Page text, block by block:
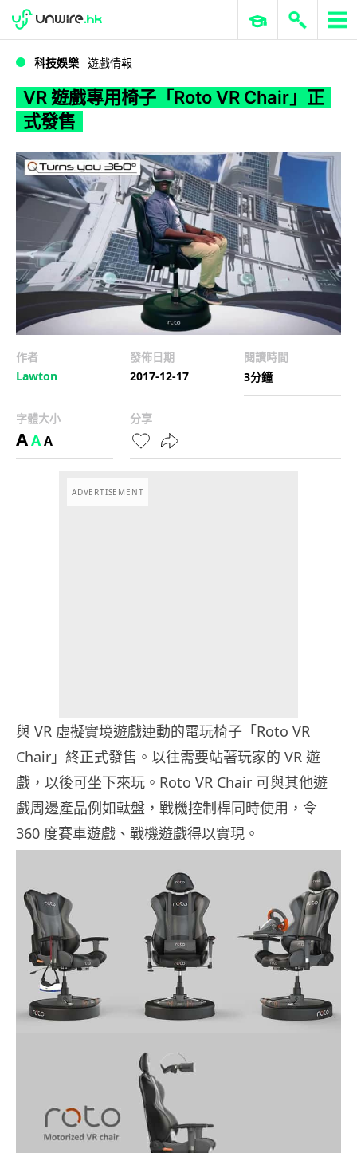
WWDC 2026 ERP 與商業 AI
科技娛樂 遊戲情報
VR 遊戲專用椅子「Roto VR Chair」正
式發售
作者
Lawton
發佈日期
2017-12-17
閱讀時間
3分鐘
字體大小
AAA
分享
ADVERTISEMENT
與 VR 虛擬實境遊戲連動的電玩椅子「Roto VR
Chair」終正式發售。以往需要站著玩家的 VR 遊
戲，以後可坐下來玩。Roto VR Chair 可與其他遊
戲周邊產品例如軚盤，戰機控制桿同時使用，令
360 度賽車遊戲、戰機遊戲得以實現。